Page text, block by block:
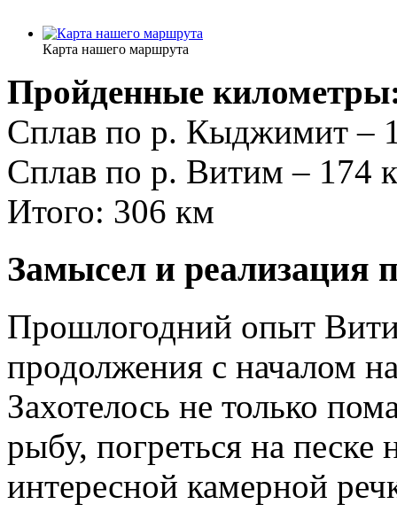
Карта нашего маршрута
Пройденные
Сплав по р. Кыджимит –
Сплав по р. Витим – 174
Итого: 306 км
Замысел и реализация
Прошлогодний опыт
продолжения с началом
Захотелось не только
рыбу, погреться на песке
интересной камерной